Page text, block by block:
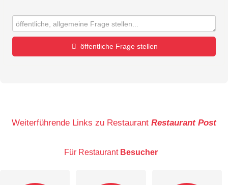
öffentliche Frage stellen
E-Mail-Adresse (wird nicht veröffentlicht)
Weiterführende Links zu Restaurant Restaurant Post
Für Restaurant Besucher